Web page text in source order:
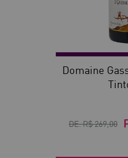
Domaine
DE:R$ 269,00